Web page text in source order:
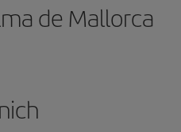
de Mallorca